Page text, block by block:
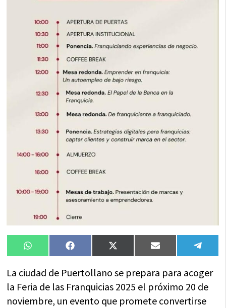
Compartir
en
WhatsAppCompartir
en
FacebookCompartir
en
X
(Twitter)
Compartir
en
Email
en
La ciudad de Puertollano se prepara para acoger
la Feria de las Franquicias 2025 el próximo 20 de
noviembre, un evento que promete convertirse